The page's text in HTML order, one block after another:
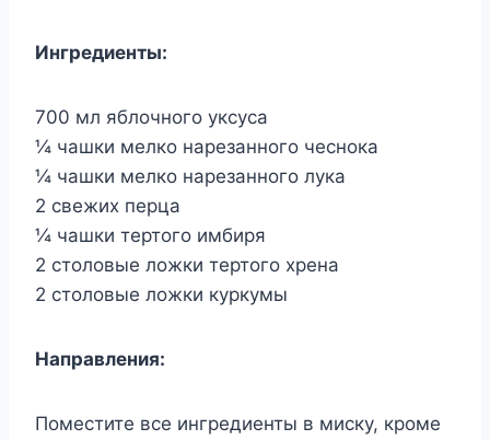
Ингредиенты:
700 мл яблочного уксуса
¼ чашки мелко нарезанного чеснока
¼ чашки мелко нарезанного лука
2 свежих перца
¼ чашки тертого имбиря
2 столовые ложки тертого хрена
2 столовые ложки куркумы
Направления:
Поместите все ингредиенты в миску, кроме